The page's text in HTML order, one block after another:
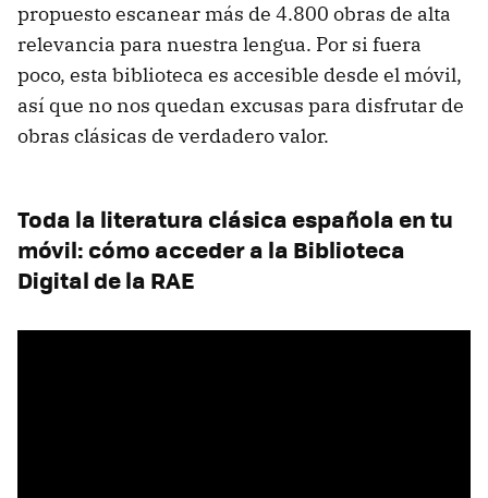
propuesto escanear más de 4.800 obras de alta
relevancia para nuestra lengua. Por si fuera
poco, esta biblioteca es accesible desde el móvil,
así que no nos quedan excusas para disfrutar de
obras clásicas de verdadero valor.
Toda la literatura clásica española en tu
móvil: cómo acceder a la Biblioteca
Digital de la RAE